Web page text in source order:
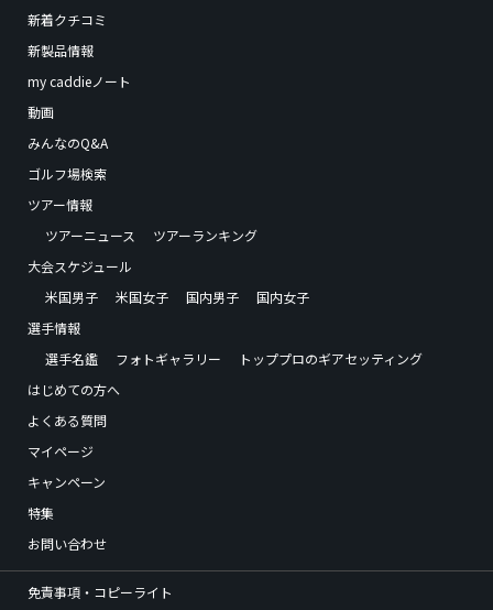
新着クチコミ
新製品情報
my caddieノート
動画
みんなのQ&A
ゴルフ場検索
ツアー情報
ツアーニュース
ツアーランキング
大会スケジュール
米国男子
米国女子 国内男子
国内女子
選手情報
選手名鑑
フォトギャラリー
トッププロのギアセッティング
はじめての方へ
よくある質問
マイページ
キャンペーン
特集
お問い合わせ
免責事項・コピーライト